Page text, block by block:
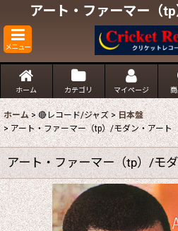
アート・ファーマー（
メニュー
ホーム カテゴリ マイページ
ホーム > 🔴レコード/ジャズ > 日本盤
> アート・ファーマー（tp）/モダン・アート
アート・ファーマー（tp）/モ